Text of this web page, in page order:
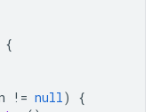
{
!= null)
{